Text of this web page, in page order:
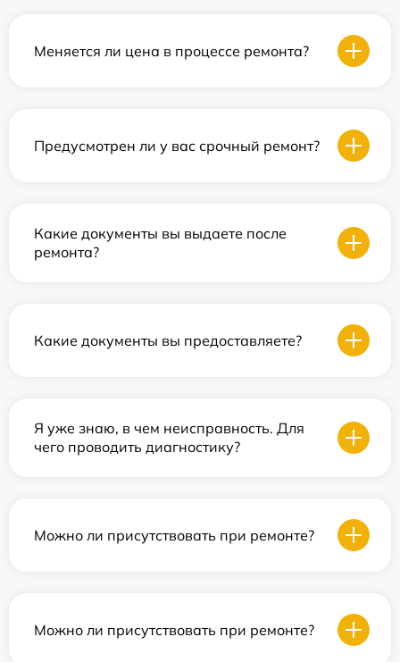
Меняется ли цена в процессе ремонта?
Предусмотрен ли у вас срочный ремонт?
Какие документы вы выдаете после
ремонта?
Какие документы вы предоставляете?
Я уже знаю, в чем неисправность. Для
чего проводить диагностику?
Можно ли присутствовать при ремонте?
Можно ли присутствовать при ремонте?